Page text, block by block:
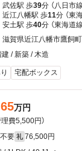
武佐駅 歩39分 （八日市線
近江八幡駅 歩11分 （東
安土駅 歩40分 （東海道線
滋賀県近江八幡市鷹飼
/ 新築 / 木造
宅配ボックス
万円
理費5,500円）
不要 礼 76,500円